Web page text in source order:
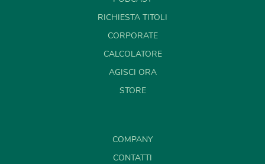
RICHIESTA TITOLI
CORPORATE
CALCOLATORE
AGISCI ORA
STORE
COMPANY
CONTATTI